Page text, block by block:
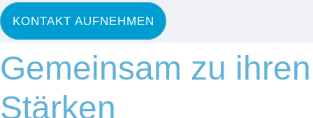
KONTAKT AUFNEHMEN
Gemeinsam zu ihren
Stärken